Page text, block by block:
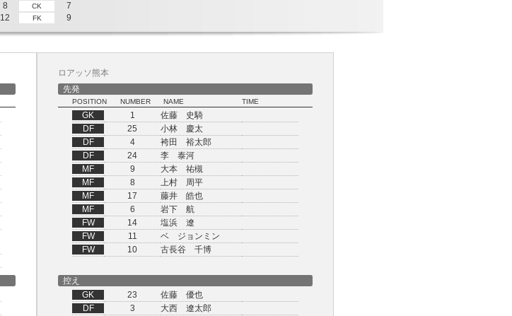
8
CK
7
12
FK 9
ロアッソ熊本
先発
POSITION NUMBER NAME TIME
GK 1
佐藤 史騎
DF
25
小林 慶太
DF
4
袴田 裕太郎
DF
24
李 泰河
MF
9
大本 祐槻
MF
8
上村 周平
MF
17
藤井 皓也
MF
6
岩下 航
FW
14
塩浜 遼
FW
11
ベ ジョンミン
FW
10 古長谷 千博
控え
GK
23
佐藤 優也
DF
3
大西 遼太郎